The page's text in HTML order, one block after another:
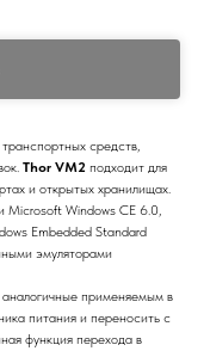
средств,
Thor VM2 подходит для
и открытых хранилищах.
Microsoft Windows CE 6.0,
Embedded Standard
эмуляторами
аналогичные применяемым в
питания и переносить с
функция перехода в